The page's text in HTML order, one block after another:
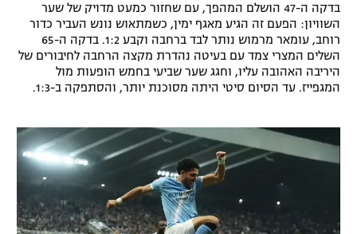
תגיות
המגזין
בדקה ה-47 הושלם המהפך, עם שחזור כמעט מדויק של שער
השוויון: הפעם זה הגיע מאגף ימין, כשמתאוש נונש העביר כדור
רוחב, עומאר מרמוש נותר לבד ברחבה וקבע 1:2. בדקה ה-65
השלים המצרי צמד עם בעיטה נהדרת מקצה הרחבה לחיבורים של
היריבה האהובה עליו, וחגג שער שביעי בחמש הופעות מול
המגפייז. עד הסיום סיטי היתה מסוכנת יותר, והסתפקה ב-1:3.